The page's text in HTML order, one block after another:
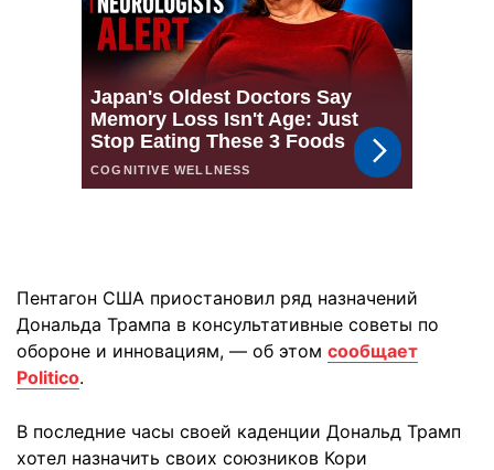
Пентагон США приостановил ряд назначений
Дональда Трампа в консультативные советы по
обороне и инновациям, — об этом сообщает
Politico.
В последние часы своей каденции Дональд Трамп
хотел назначить своих союзников Кори